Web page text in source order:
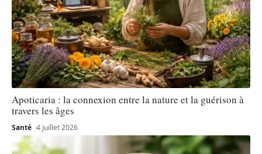
Apoticaria : la connexion entre la nature et la guérison à
travers les âges
Santé 4 juillet 2026